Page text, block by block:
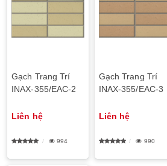
Gạch Trang Trí
INAX-355/EAC-2
Liên hệ
994
Gạch Trang Trí
INAX-355/EAC-3
Liên hệ
990